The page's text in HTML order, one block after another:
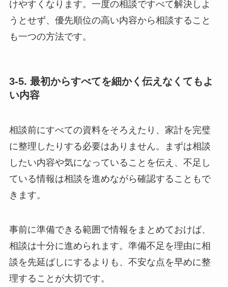
けやすくなります。一度の相談ですべて解決しよ
うとせず、優先順位の高い内容から相談すること
も一つの方法です。
3-5. 最初からすべてを細かく伝えなくてもよ
い内容
相談前にすべての資料をそろえたり、家計を完璧
に整理したりする必要はありません。まずは相談
したい内容や気になっていることを伝え、不足し
ている情報は相談を進めながら確認することもで
きます。
事前に準備できる範囲で情報をまとめておけば、
相談は十分に進められます。準備不足を理由に相
談を先延ばしにするよりも、不安な点を早めに整
理することが大切です。